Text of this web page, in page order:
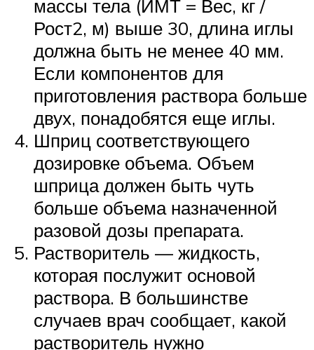
массы тела (ИМТ = Вес, кг /
Рост2, м) выше 30, длина иглы
должна быть не менее 40 мм.
Если компонентов для
приготовления раствора больше
двух, понадобятся еще иглы.
Шприц соответствующего
дозировке объема. Объем
шприца должен быть чуть
больше объема назначенной
разовой дозы препарата.
Растворитель — жидкость,
которая послужит основой
раствора. В большинстве
случаев врач сообщает, какой
растворитель нужно